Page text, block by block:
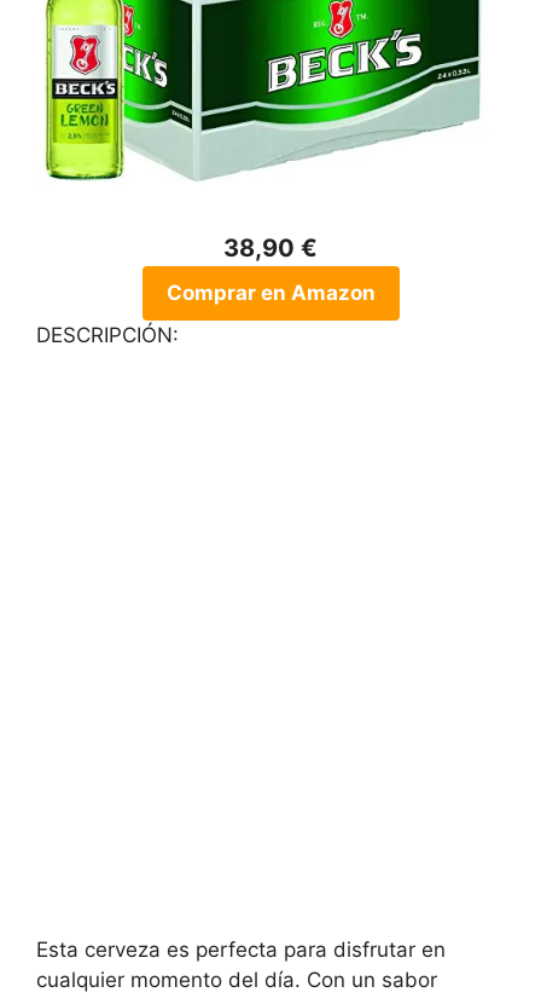
38,90 €
Comprar en Amazon
DESCRIPCIÓN:
Esta cerveza es perfecta para disfrutar en
cualquier momento del día. Con un sabor